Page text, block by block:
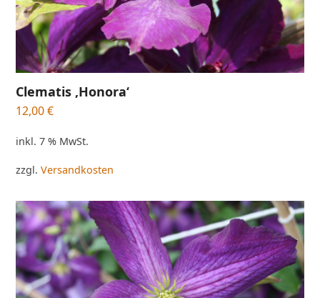
Clematis ‚Honora‘
12,00€
inkl. 7 % MwSt.
zzgl.Versandkosten